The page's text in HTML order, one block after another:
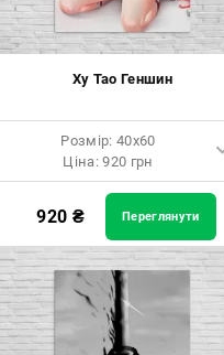
Ху Тао Геншин
Розмір: 40x60
Ціна: 920 грн
Розмір: 40x60 Ціна: 920 грн
Розмір: 60x90 Ціна: 1650 грн
Розмір: 80x120 Ціна: 2050 грн
920 ₴ Переглянути